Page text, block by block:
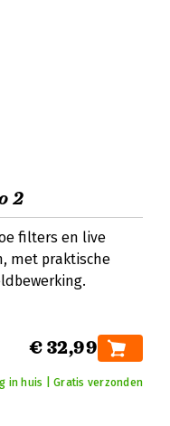
2
filters en live
met praktische
€ 32,99
in huis | Gratis verzonden